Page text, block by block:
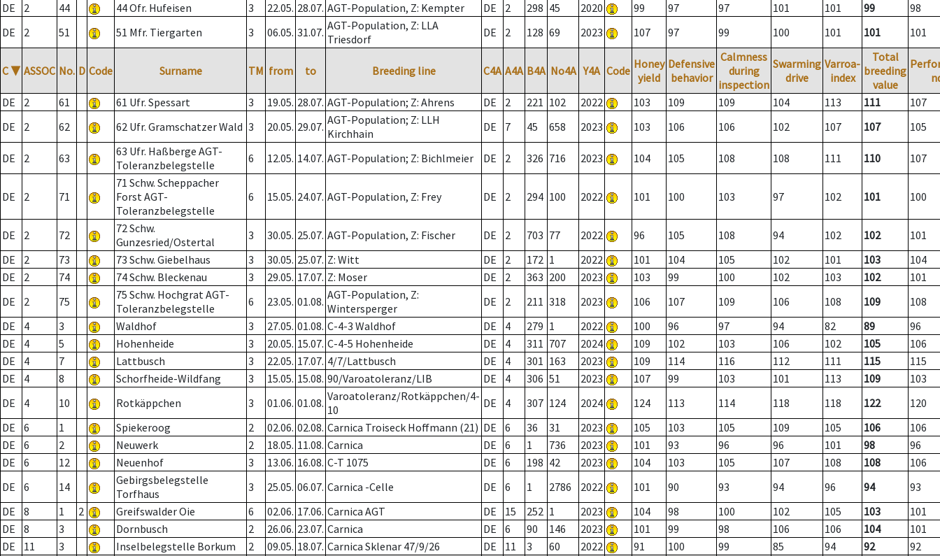
DE
2 44 44 Ofr. Hufeisen 3 22.05. 28.07. AGT-Population, Z: Kempter DE 2 298 45 2020 99 97 97 101 101 99
98
DE
2 51 51 Mfr. Tiergarten 3 06.05. 31.07. AGT-Population, Z: LLA
Triesdorf
DE 2 128 69 2023 107 97 99 100 101 101 101
C ▼ ASSOC No. D Code Surname TM from to Breeding line C4A A4A B4A No4A Y4A Code Honey
yield
Defensive
behavior
Calmness
during
inspection
Swarming
drive
Varroa-
index
Total
breeding
value
DE
2 61 61 Ufr. Spessart 3 19.05. 28.07. AGT-Population; Z: Ahrens DE 2 221 102 2022 103 109 109 104 113 111
107
DE
2 62 62 Ufr. Gramschatzer Wald 3 20.05. 29.07. AGT-Population; Z: LLH
Kirchhain
DE 7 45 658 2023 103 106 106 102 107 107 105
DE 2 63
63 Ufr. Haßberge AGT-
Toleranzbelegstelle
6 12.05. 14.07. AGT-Population; Z: Bichlmeier DE 2 326 716 2023 104 105 108 108 111 110 107
DE 2 71
71 Schw. Scheppacher
Forst AGT-
Toleranzbelegstelle
6 15.05. 24.07. AGT-Population, Z: Frey DE 2 294 100 2022 101 100 103 97 102 101 100
DE 2 72
72 Schw.
Gunzesried/Ostertal
3 30.05. 25.07. AGT-Population, Z: Fischer DE 2 703 77 2022 96 105 108 94 102 102
101
DE
2 73 73 Schw. Giebelhaus 3 30.05. 25.07. Z: Witt DE 2 172 1 2022 101 104 105 102 101 103
104
DE
2 74 74 Schw. Bleckenau 3 29.05. 17.07. Z: Moser DE 2 363 200 2023 103 99 100 102 103 102
101
DE
2 75
75 Schw. Hochgrat AGT-
Toleranzbelegstelle
6 23.05. 01.08. AGT-Population, Z:
Wintersperger
DE 2 211 318 2023 106 107 109 106 108 109
108
DE
4 3 Waldhof 3 27.05. 01.08. C-4-3 Waldhof DE 4 279 1 2022 100 96 97 94 82 89
96
DE
4 5 Hohenheide 3 20.05. 15.07. C-4-5 Hohenheide DE 4 311 707 2024 109 102 103 106 102 105
106
DE
4 7 Lattbusch 3 22.05. 17.07. 4/7/Lattbusch DE 4 301 163 2023 109 114 116 112 111 115
115
DE
4 8 Schorfheide-Wildfang 3 15.05. 15.08. 90/Varoatoleranz/LIB DE 4 306 51 2023 107 99 103 101 113 109
103
DE
4 10 Rotkäppchen 3 01.06. 01.08. Varoatoleranz/Rotkäppchen/4-
10
DE 4 307 124 2024 124 113 114 118 118 122
120
DE
6 1 Spiekeroog 2 02.06. 02.08. Carnica Troiseck Hoffmann (21) DE 6 36 31 2023 105 103 105 109 105 106
106
DE
6 2 Neuwerk 2 18.05. 11.08. Carnica DE 6 1 736 2023 101 93 96 96 101 98
96
DE
6 12 Neuenhof 3 13.06. 16.08. C-T 1075 DE 6 198 42 2023 104 103 105 107 108 108
106
DE
6 14
Gebirgsbelegstelle
Torfhaus
3 25.05. 06.07. Carnica -Celle DE 6 1 2786 2022 101 90 93 94 96 94
93
DE
8 1 2 Greifswalder Oie 6 02.06. 17.06. Carnica AGT DE 15 252 1 2023 104 98 100 102 105 103
101
DE
8 3 Dornbusch 2 26.06. 23.07. Carnica DE 6 90 146 2023 101 99 98 106 106 104
101
DE
11 3 Inselbelegstelle Borkum 2 09.05. 18.07. Carnica Sklenar 47/9/26 DE 11 3 60 2022 91 100 99 85 94 92 92